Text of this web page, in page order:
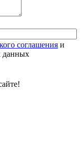
соглашения и
данных